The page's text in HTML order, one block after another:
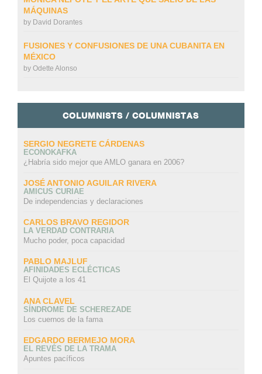
MÁQUINAS
by David Dorantes
FUSIONES Y CONFUSIONES DE UNA CUBANITA EN
MÉXICO
by Odette Alonso
COLUMNISTS / COLUMNISTAS
SERGIO NEGRETE CÁRDENAS
ECONOKAFKA
¿Habría sido mejor que AMLO ganara en 2006?
JOSÉ ANTONIO AGUILAR RIVERA
AMICUS CURIAE
De independencias y declaraciones
CARLOS BRAVO REGIDOR
LA VERDAD CONTRARIA
Mucho poder, poca capacidad
PABLO MAJLUF
AFINIDADES ECLÉCTICAS
El Quijote a los 41
ANA CLAVEL
SÍNDROME DE SCHEREZADE
Los cuernos de la fama
EDGARDO BERMEJO MORA
EL REVÉS DE LA TRAMA
Apuntes pacíficos